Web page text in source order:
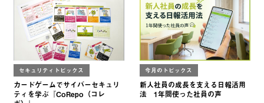
セキュリティトピックス
カードゲームでサイバーセキュリ
ティを学ぶ『CoRepo（コレ
今月のトピックス
新人社員の成長を支える日報活用
法 1年間使った社員の声